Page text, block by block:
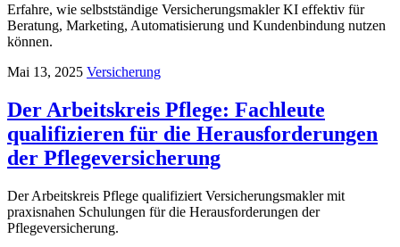
Erfahre, wie selbstständige Versicherungsmakler KI effektiv für
Beratung, Marketing, Automatisierung und Kundenbindung nutzen
können.
Mai 13, 2025 Versicherung
Der Arbeitskreis Pflege: Fachleute
qualifizieren für die Herausforderungen
der Pflegeversicherung
Der Arbeitskreis Pflege qualifiziert Versicherungsmakler mit
praxisnahen Schulungen für die Herausforderungen der
Pflegeversicherung.